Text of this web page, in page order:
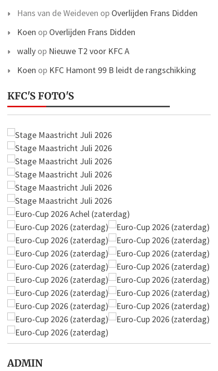
Hans van de Weideven op Overlijden Frans Didden
Koen op Overlijden Frans Didden
wally op Nieuwe T2 voor KFC A
Koen op KFC Hamont 99 B leidt de rangschikking
KFC'S FOTO'S
ADMIN